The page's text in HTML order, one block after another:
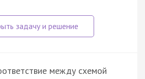
между схемой